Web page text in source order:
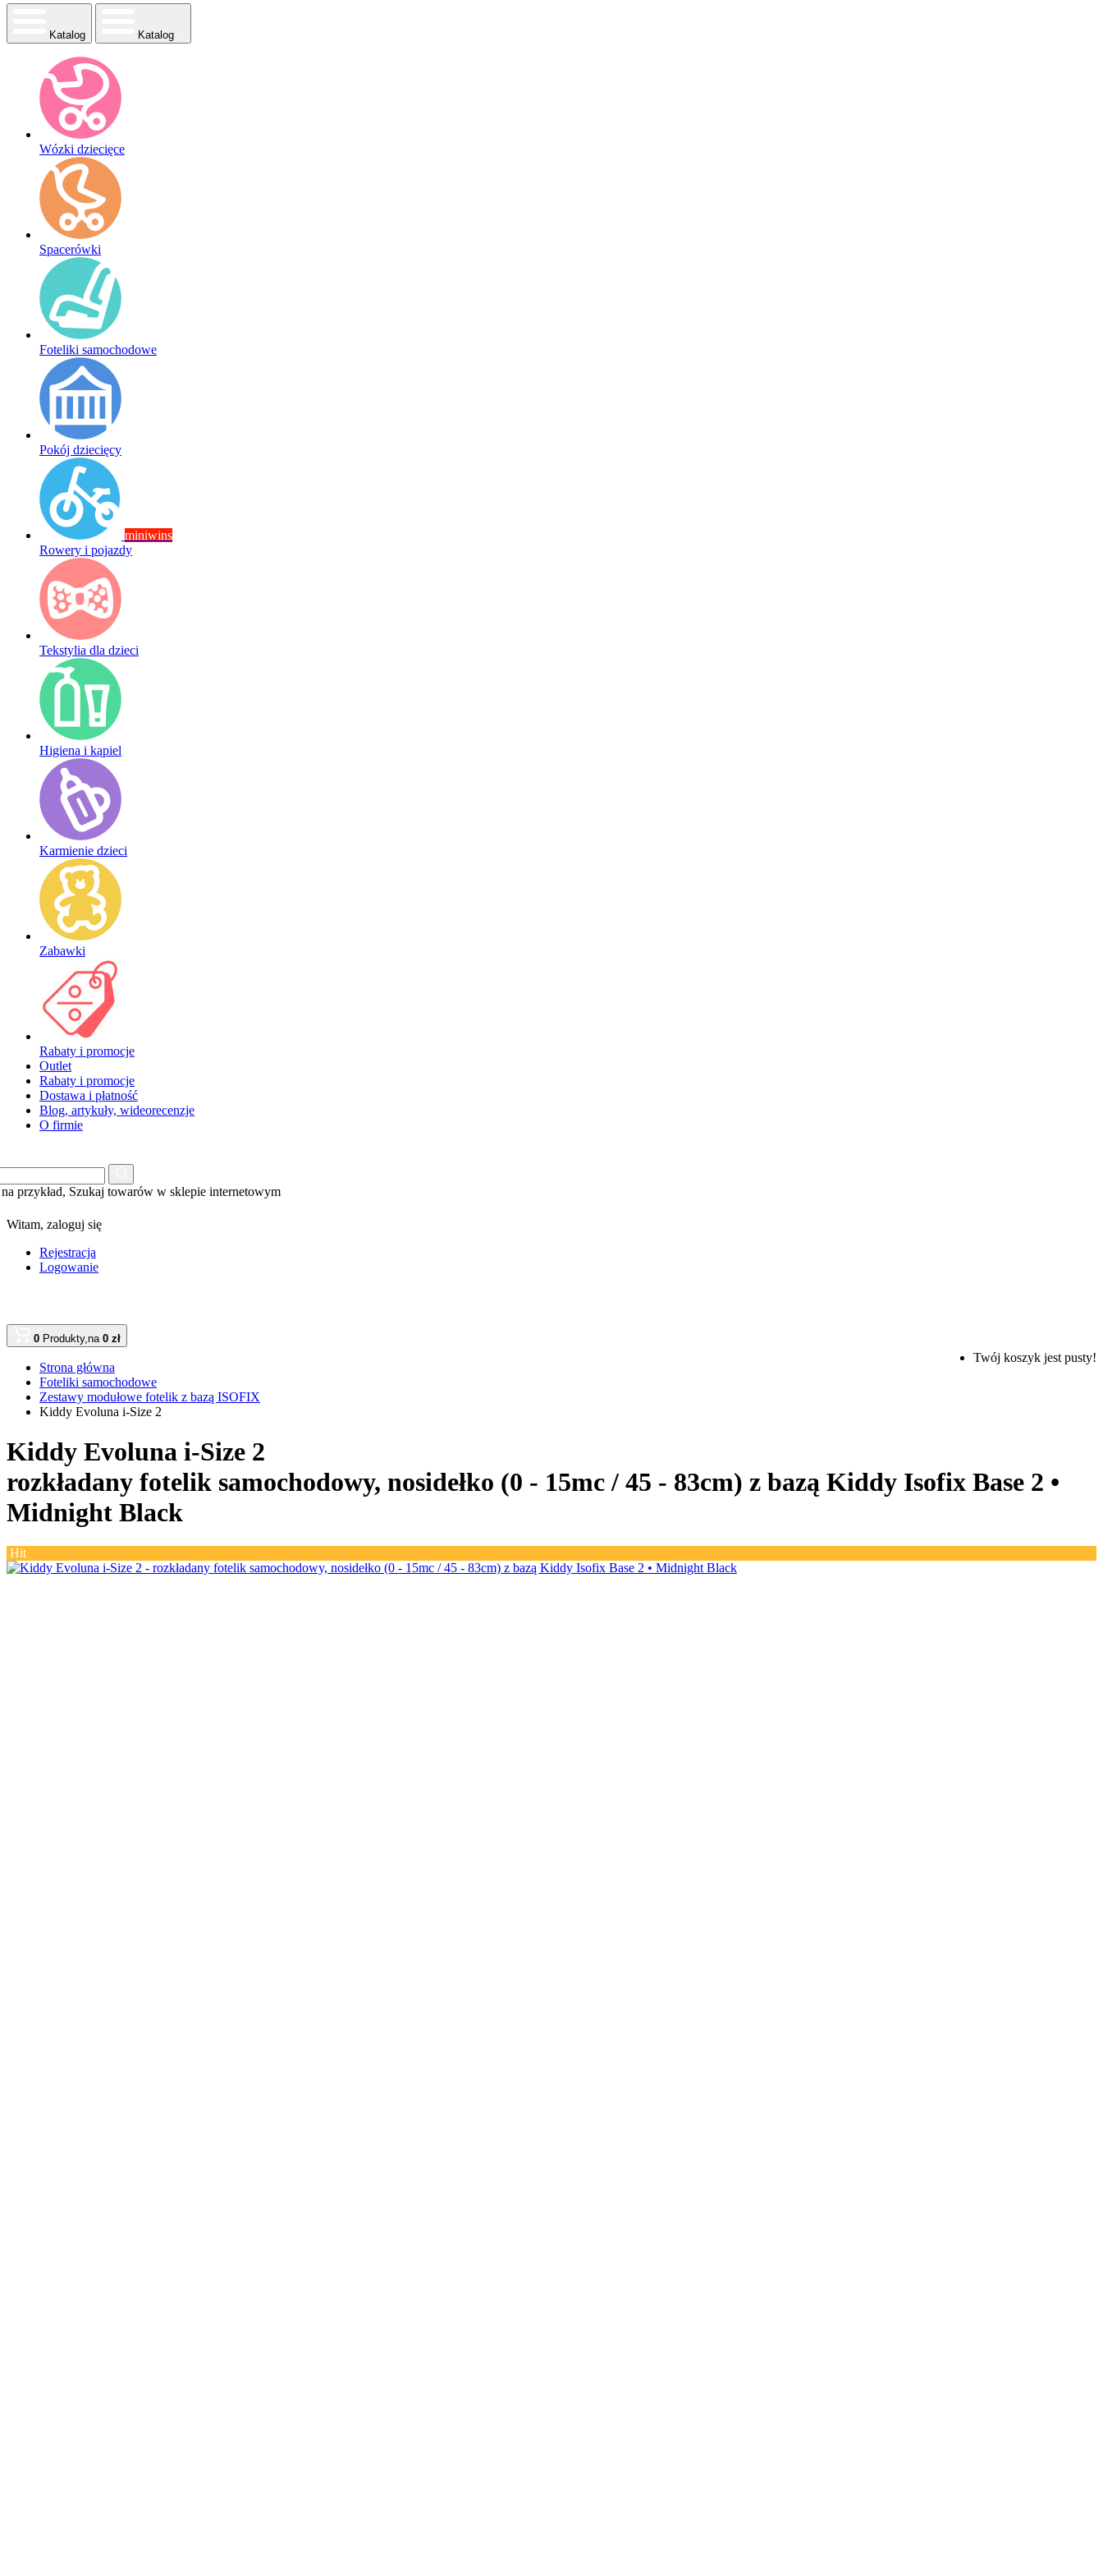
Katalog Katalog
Wózki dziecięce
Spacerówki
Foteliki samochodowe
Pokój dziecięcy
miniwins
Rowery i pojazdy
Tekstylia dla dzieci
Higiena i kąpiel
Karmienie dzieci
Zabawki
Rabaty i promocje
Outlet
Rabaty i promocje
Dostawa i płatność
Blog, artykuły, wideorecenzje
O firmie
przykład, Szukaj towarów w sklepie internetowym
Witam, zaloguj się
Rejestracja
Logowanie
0 Produkty,na 0 zł
Twój koszyk jest pusty!
Strona główna
Foteliki samochodowe
Zestawy modułowe fotelik z bazą ISOFIX
Kiddy Evoluna i-Size 2
Kiddy Evoluna i-Size 2
rozkładany fotelik samochodowy, nosidełko (0 - 15mc / 45 - 83cm) z bazą Kiddy Isofix Base 2 •
Midnight Black
Hit